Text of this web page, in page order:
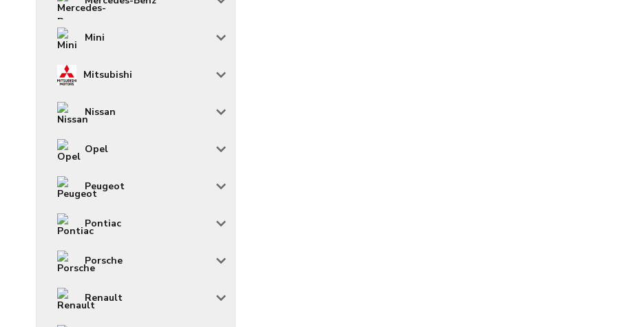
Mini
Mitsubishi
Nissan
Opel
Peugeot
Pontiac
Porsche
Renault